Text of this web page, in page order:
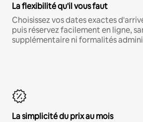
La flexibilité qu'il vous faut
Choisissez vos dates exactes
puis réservez facilement en ligne,
supplémentaire ni formalités
La simplicité du prix au mois